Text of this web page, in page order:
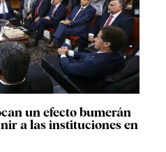
un efecto bumerán
a las instituciones en